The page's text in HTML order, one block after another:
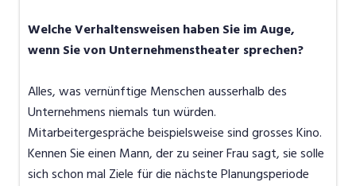
Welche Verhaltensweisen haben Sie im Auge,
wenn Sie von Unternehmenstheater sprechen?
Alles, was vernünftige Menschen ausserhalb des
Unternehmens niemals tun würden.
Mitarbeitergespräche beispielsweise sind grosses Kino.
Kennen Sie einen Mann, der zu seiner Frau sagt, sie solle
sich schon mal Ziele für die nächste Planungsperiode